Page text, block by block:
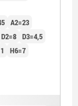
A2=23
D2=8 D3=4,5
H6=7